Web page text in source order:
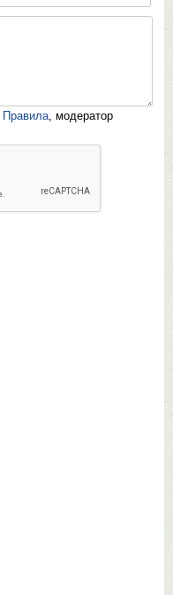
Правила, модератор